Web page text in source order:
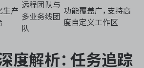
生产
远程团队与
多业务线团
队
功能覆盖广，支持高
度自定义工作区
度解析：任务追踪